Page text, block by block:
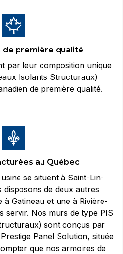
de première qualité
par leur composition unique
Isolants Structuraux)
de première qualité.
au Québec
se situent à Saint-Lin-
disposons de deux autres
Gatineau et une à Rivière-
servir. Nos murs de type PIS
sont conçus par
Panel Solution, située
que nos armoires de